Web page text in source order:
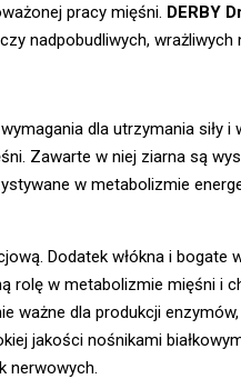
pracy mięśni. DERBY
nadpobudliwych, wrażliwych
dla utrzymania siły i
Zawarte w niej ziarna są
w metabolizmie
Dodatek włókna i bogate
rolę w metabolizmie mięśni i
ważne dla produkcji
jakości nośnikami
nerwowych.